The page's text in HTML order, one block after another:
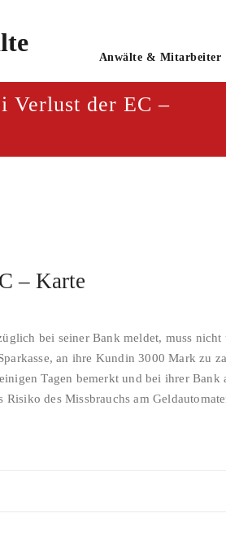
Anwälte & Mitarbeiter
Verlust der EC –
– Karte
bei seiner Bank meldet, muss
an ihre Kundin 3000 Mark zu
Tagen bemerkt und bei ihrer
des Missbrauchs am